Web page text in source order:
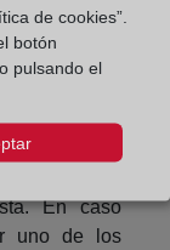
cónyuges.
la realizase
con
herencia),
en la parte
En caso
uno de los
de cookies”.
botón
pulsando el